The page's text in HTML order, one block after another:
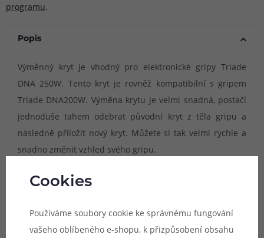
programu.
Popis
Výměnný kryt je vhodný pro elektronické gripy Triade
DNA 250W. Tento kryt je rovněž kompatibilní s gripem
Triade DNA200W. Výměna krytu je velmi snadná, postačí
jednoduše tahem odebrat původní kryt z těla gripu a
následně přiložit nový kryt. Můžete si tak velmi rychle a
snadno změnit vzhled svého gripu.
Na výběr je celá řada různých barevných variant.
Balení:1ks
Cookies
Používáme soubory cookie ke správnému fungování
vašeho oblíbeného e-shopu, k přizpůsobení obsahu